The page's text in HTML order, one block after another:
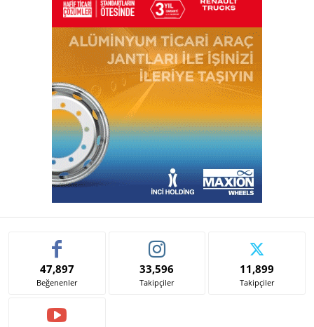
47,897
Beğenenler
33,596
Takipçiler
11,899
Takipçiler